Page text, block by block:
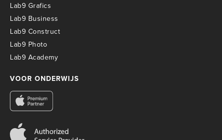
Lab9 Grafics
Lab9 Business
Lab9 Construct
Lab9 Photo
Lab9 Academy
VOOR ONDERWIJS